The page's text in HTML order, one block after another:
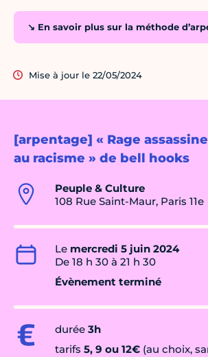
[arpentage] « Rage
au racisme » de bell hooks
Peuple & Culture
108 Rue Saint-Maur, Paris 11e
Le mercredi 5 juin 2024
De 18 h 30 à 21 h 30
Évènement terminé
durée 3h
tarifs 5, 9 ou 12€ (au choix,
↘ En savoir plus sur la méthode
Mise à jour le 22/05/2024